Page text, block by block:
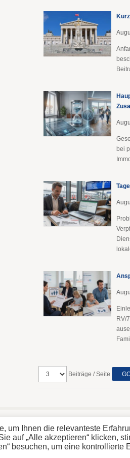
bei
RV/
Beiträge / Seite
© 2026 Steinbichler
um Ihnen die relevanteste
auf „Alle akzeptieren“ klicken,
besuchen, um eine kontrollierte